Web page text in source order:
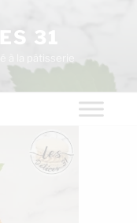
31
à la pâtisserie